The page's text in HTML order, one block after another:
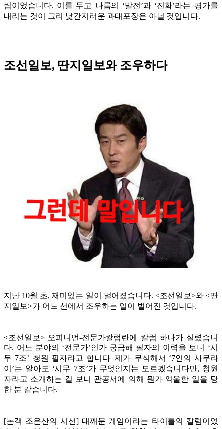
림이었습니다. 이를 두고 나름의 ‘발전’과 ‘진화’라는 평가를
내리는 것이 그리 낯간지러운 과대포장은 아닐 것입니다.
조선일보, 딴지일보와 조우하다
지난 10월 초, 재미있는 일이 벌어졌습니다. <조선일보>와 <딴
지일보>가 어느 선에서 조우하는 일이 벌어진 것입니다.
<조선일보> 오피니언-전문가칼럼란에 칼럼 하나가 실렸습니
다. 어느 분야의 ‘전문가’인가 궁금해 필자의 이력을 보니 ‘시
무 7조’ 청원 필자라고 합니다. 제가 무식해서 ‘7인의 사무라
이’는 알아도 ‘시무 7조’가 무엇인지는 모르겠습니다만, 청원
자라고 소개하는 걸 보니 관공서에 의해 뭔가 억울한 일을 당
한 분 같습니다.
[논객 조은산의 시선] 대깨문 게임이라는 타이틀의 칼럼이었